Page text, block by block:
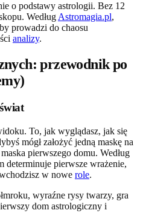
o podstawy astrologii. Bez 12
Według Astromagia.pl,
prowadzi do chaosu
analizy.
przewodnik po
To, jak wyglądasz, jak się
mógł założyć jedną maskę na
pierwszego domu. Według
determinuje pierwsze wrażenie,
w nowe role.